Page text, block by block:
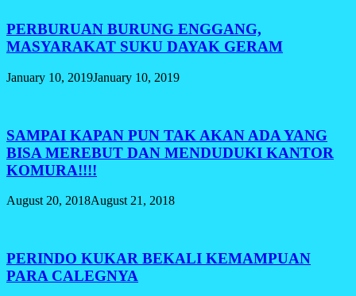
PERBURUAN BURUNG ENGGANG,
MASYARAKAT SUKU DAYAK GERAM
January 10, 2019January 10, 2019
SAMPAI KAPAN PUN TAK AKAN ADA YANG
BISA MEREBUT DAN MENDUDUKI KANTOR
KOMURA!!!!
August 20, 2018August 21, 2018
PERINDO KUKAR BEKALI KEMAMPUAN
PARA CALEGNYA